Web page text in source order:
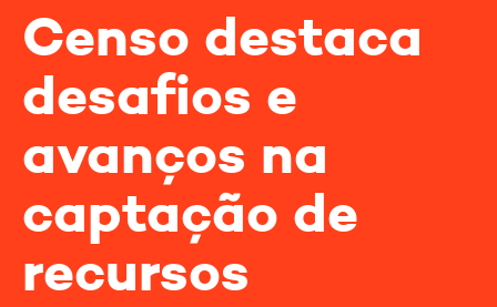
Censo destaca
desafios e
avanços na
captação de
recursos